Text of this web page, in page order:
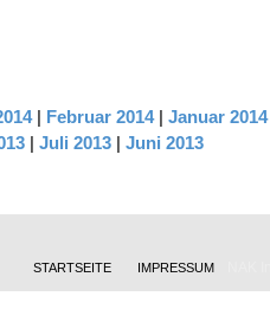
| Februar 2014| Januar 2014
| Juli 2013 | Juni 2013
STARTSEITE IMPRESSUM